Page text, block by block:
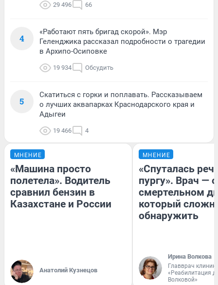
29 496 66
4
«Работают пять бригад скорой». Мэр
Геленджика рассказал подробности о трагедии
в Архипо-Осиповке
19 934 Обсудить
5
Скатиться с горки и поплавать. Рассказываем
о лучших аквапарках Краснодарского края и
Адыгеи
19 466 4
МНЕНИЕ
«Машина просто
полетела». Водитель
сравнил бензин в
Казахстане и России
Анатолий Кузнецов
МНЕНИЕ
«Спуталась
пургу». Врач — о
смертельном
который
обнаружить
Ирина Волкова
Главврач
«Реабилитация
Волковой»